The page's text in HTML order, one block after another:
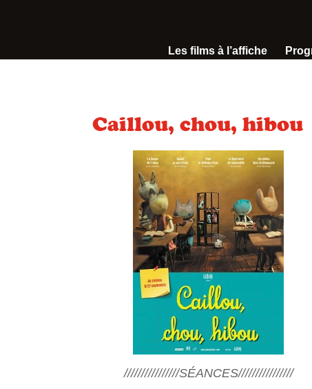
Les films à l’affiche
Caillou, chou, hibou
////////////////SÉANCES////////////////